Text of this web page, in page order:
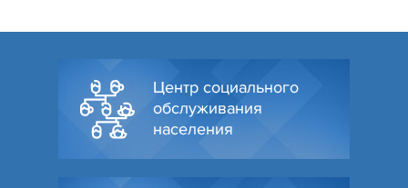
Центр социального
обслуживания
населения